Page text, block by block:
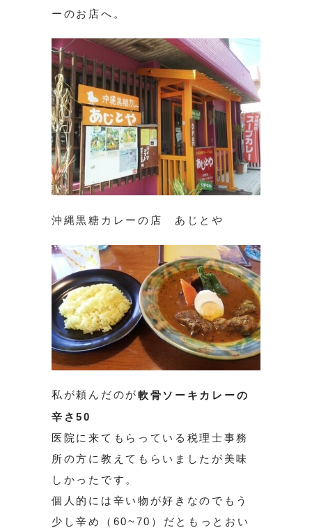
ーのお店へ。
沖縄黒糖カレーの店 あじとや
私が頼んだのが軟骨ソーキカレーの
辛さ50
医院に来てもらっている税理士事務
所の方に教えてもらいましたが美味
しかったです。
個人的には辛い物が好きなのでもう
少し辛め（60~70）だともっとおい